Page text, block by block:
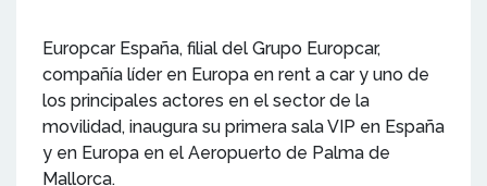
Europcar España, filial del Grupo Europcar,
compañía líder en Europa en rent a car y uno de
los principales actores en el sector de la
movilidad, inaugura su primera sala VIP en España
y en Europa en el Aeropuerto de Palma de
Mallorca.